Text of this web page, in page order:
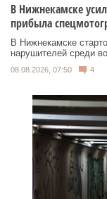
В Нижнекамске
прибыла
В Нижнекамске
нарушителей среди
08.08.2026, 07:50 4